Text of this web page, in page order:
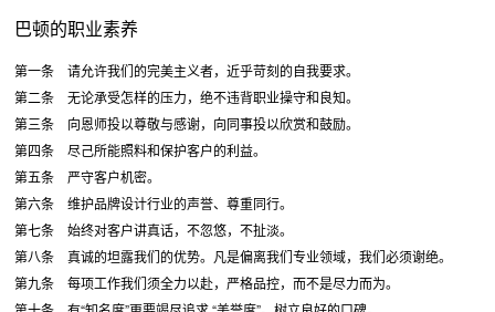
巴顿的职业素养
第一条 请允许我们的完美主义者，近乎苛刻的自我要求。
第二条 无论承受怎样的压力，绝不违背职业操守和良知。
第三条 向恩师投以尊敬与感谢，向同事投以欣赏和鼓励。
第四条 尽己所能照料和保护客户的利益。
第五条 严守客户机密。
第六条 维护品牌设计行业的声誉、尊重同行。
第七条 始终对客户讲真话，不忽悠，不扯淡。
第八条 真诚的坦露我们的优势。凡是偏离我们专业领域，我们必须谢绝。
第九条 每项工作我们须全力以赴，严格品控，而不是尽力而为。